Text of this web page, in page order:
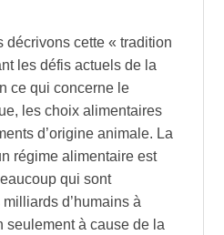
décrivons cette « tradition
les défis actuels de la
ce qui concerne le
les choix alimentaires
d’origine animale. La
régime alimentaire est
qui sont
d’humains à
seulement à cause de la